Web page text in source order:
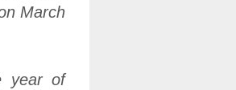
March
year of